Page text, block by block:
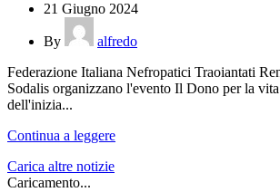
21 Giugno 2024
By
alfredo
Federazione Italiana Nefropatici Traoiantati
Sodalis organizzano l'evento Il Dono per la
dell'inizia...
Continua a leggere
Carica altre notizie
Caricamento...